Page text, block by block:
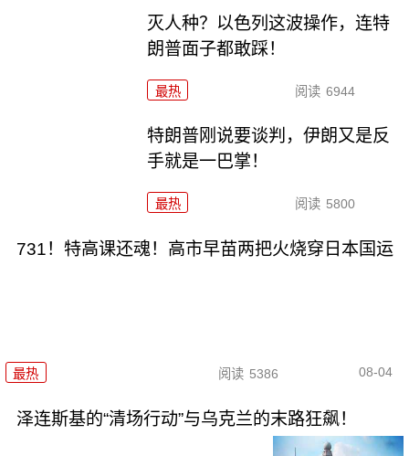
灭人种？以色列这波操作，连特
朗普面子都敢踩！
最热 阅读 6944
特朗普刚说要谈判，伊朗又是反
手就是一巴掌！
最热 阅读 5800
731！特高课还魂！高市早苗两把火烧穿日本国运
最热 阅读 5386 08-04
泽连斯基的“清场行动”与乌克兰的末路狂飙！